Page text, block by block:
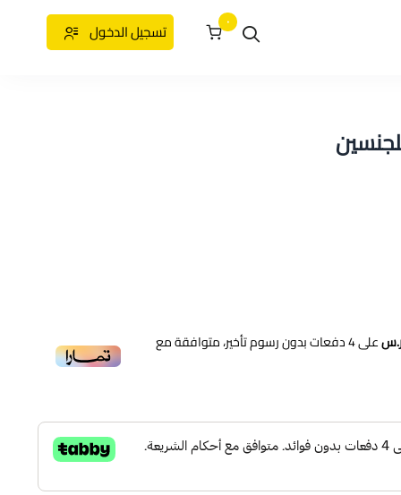
٠ تسجيل الدخول
على4دفعات بدون رسوم تأخير، متوافقة مع